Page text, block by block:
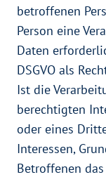
betroffenen
Person eine
Daten
DSGVO als
Ist die
berechtigten
oder eines
Interessen,
Betroffenen